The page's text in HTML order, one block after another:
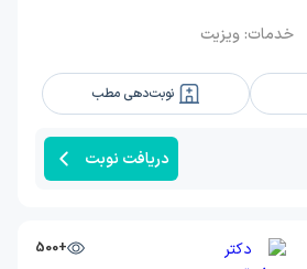
خدمات:ویزیت
نوبت‌دهی مطب
دریافت نوبت
+500